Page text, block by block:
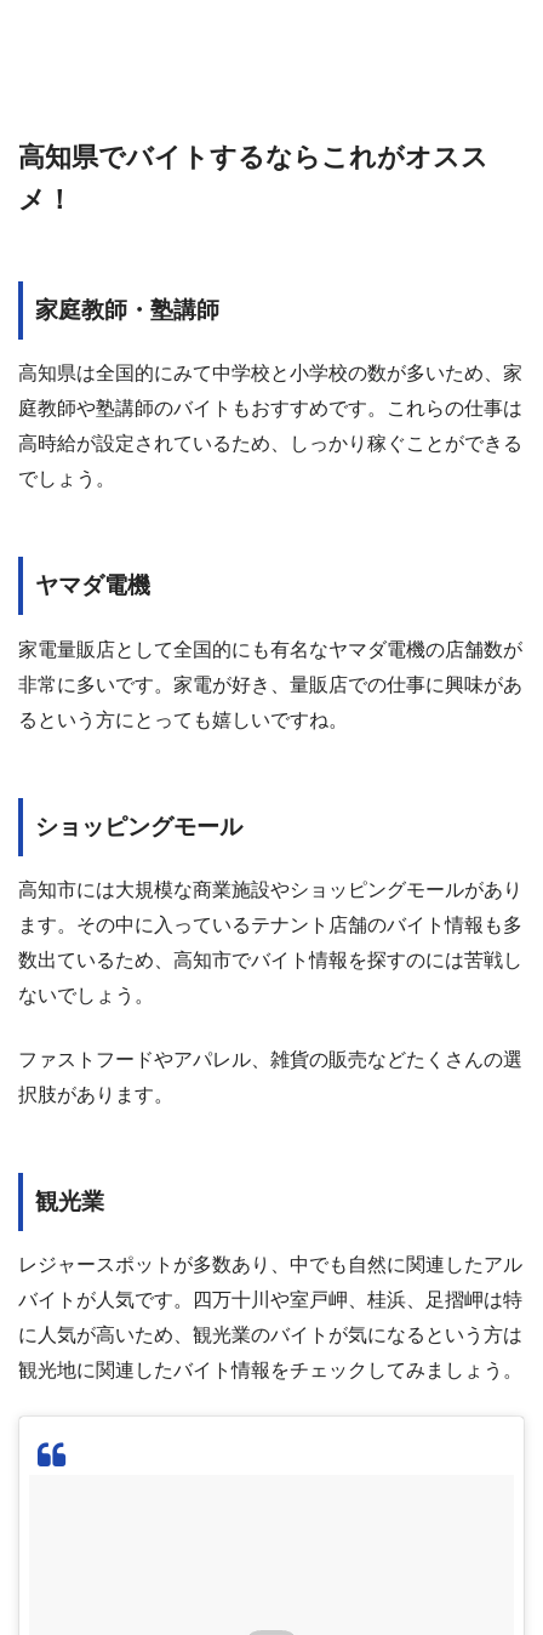
高知県でバイトするならこれがオスス
メ！
家庭教師・塾講師
高知県は全国的にみて中学校と小学校の数が多いため、家
庭教師や塾講師のバイトもおすすめです。これらの仕事は
高時給が設定されているため、しっかり稼ぐことができる
でしょう。
ヤマダ電機
家電量販店として全国的にも有名なヤマダ電機の店舗数が
非常に多いです。家電が好き、量販店での仕事に興味があ
るという方にとっても嬉しいですね。
ショッピングモール
高知市には大規模な商業施設やショッピングモールがあり
ます。その中に入っているテナント店舗のバイト情報も多
数出ているため、高知市でバイト情報を探すのには苦戦し
ないでしょう。
ファストフードやアパレル、雑貨の販売などたくさんの選
択肢があります。
観光業
レジャースポットが多数あり、中でも自然に関連したアル
バイトが人気です。四万十川や室戸岬、桂浜、足摺岬は特
に人気が高いため、観光業のバイトが気になるという方は
観光地に関連したバイト情報をチェックしてみましょう。